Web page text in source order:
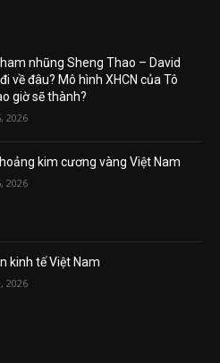
nhũng Sheng Thao – David
về đâu? Mô hình XHCN của Tô
giờ sẽ thành?
2026
kim cương vàng Việt Nam
2026
kinh tế Việt Nam
2026